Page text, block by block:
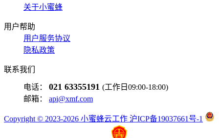
关于小蜜蜂
用户帮助
用户服务协议
隐私政策
联系我们
电话： 021 63355191 (工作日09:00-18:00)
邮箱： api@xmf.com
Copyright © 2023-2026 小蜜蜂云工作 沪ICP备19037661号-1